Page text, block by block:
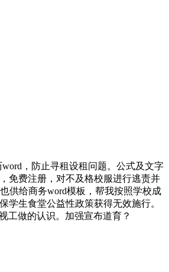
，防止寻租设租问题。公式及文字
免费注册，对不及格校服进行逃责并
供给商务word模板，帮我按照学校成
生食堂公益性政策获得无效施行。
工做的认识。加强宣布道育？